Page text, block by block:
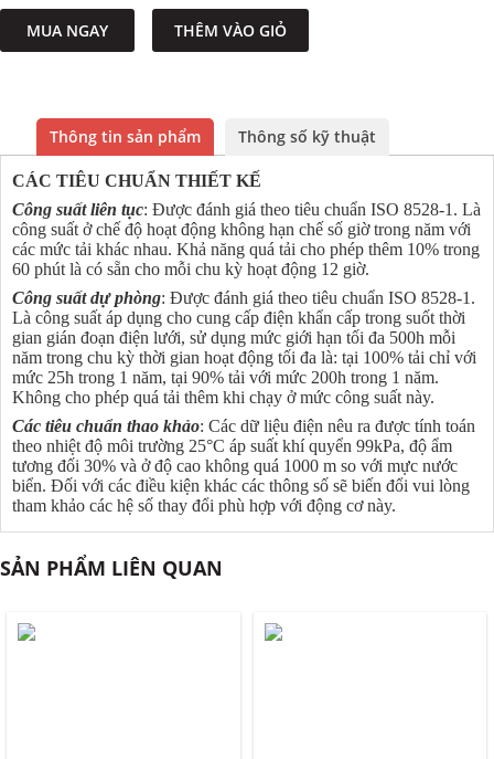
MUA NGAY THÊM VÀO GIỎ
Thông tin sản phẩm Thông số kỹ thuật
CÁC TIÊU CHUẨN THIẾT KẾ
Công suất liên tục: Được đánh giá theo tiêu chuẩn ISO 8528-1. Là
công suất ở chế độ hoạt động không hạn chế số giờ trong năm với
các mức tải khác nhau. Khả năng quá tải cho phép thêm 10% trong
60 phút là có sẵn cho mỗi chu kỳ hoạt động 12 giờ.
Công suất dự phòng: Được đánh giá theo tiêu chuẩn ISO 8528-1.
Là công suất áp dụng cho cung cấp điện khẩn cấp trong suốt thời
gian gián đoạn điện lưới, sử dụng mức giới hạn tối đa 500h mỗi
năm trong chu kỳ thời gian hoạt động tối đa là: tại 100% tải chỉ với
mức 25h trong 1 năm, tại 90% tải với mức 200h trong 1 năm.
Không cho phép quá tải thêm khi chạy ở mức công suất này.
Các tiêu chuẩn thao khảo: Các dữ liệu điện nêu ra được tính toán
theo nhiệt độ môi trường 25°C áp suất khí quyển 99kPa, độ ẩm
tương đối 30% và ở độ cao không quá 1000 m so với mực nước
biển. Đối với các điều kiện khác các thông số sẽ biến đổi vui lòng
tham khảo các hệ số thay đổi phù hợp với động cơ này.
SẢN PHẨM LIÊN QUAN